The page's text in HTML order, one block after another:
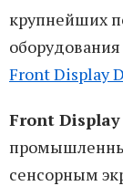
крупнейших
Front Display
Front Display
сенсорным